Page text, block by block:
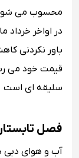
محسوب می شود
در اواخر
باور نکردنی
قیمت خود می
سلیقه ای است
فصل
آب و هوای دبی